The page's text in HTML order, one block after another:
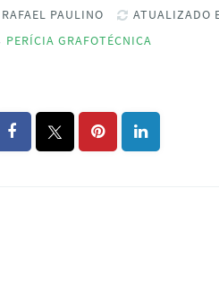
RAFAEL PAULINO
ATUALIZADO
PERÍCIA GRAFOTÉCNICA